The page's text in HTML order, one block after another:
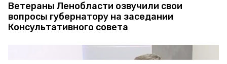
Ветераны Ленобласти озвучили свои
вопросы губернатору на заседании
Консультативного совета